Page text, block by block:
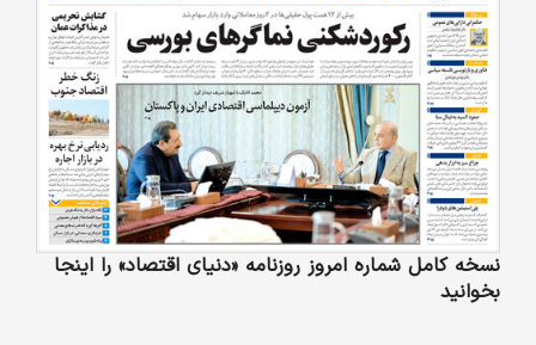
نسخه کامل شماره امروز روزنامه «دنیای‌ اقتصاد» را اینجا
بخوانید